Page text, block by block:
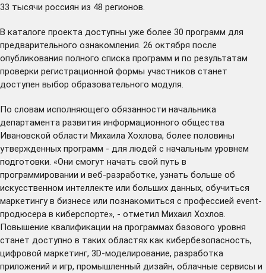
33 тысячи россиян из 48 регионов.
В каталоге проекта доступны уже более 30 программ для
предварительного ознакомления. 26 октября после
опубликования полного списка программ и по результатам
проверки регистрационной формы участников станет
доступен выбор образовательного модуля.
По словам исполняющего обязанности начальника
департамента развития информационного общества
Ивановской области Михаила Хохлова, более половины
утвержденных программ - для людей с начальным уровнем
подготовки. «Они смогут начать свой путь в
программировании и веб-разработке, узнать больше об
искусственном интеллекте или больших данных, обучиться
маркетингу в бизнесе или познакомиться с профессией event-
продюсера в киберспорте», - отметил Михаил Хохлов.
Повышение квалификации на программах базового уровня
станет доступно в таких областях как кибербезопасность,
цифровой маркетинг, 3D-моделирование, разработка
приложений и игр, промышленный дизайн, облачные сервисы и